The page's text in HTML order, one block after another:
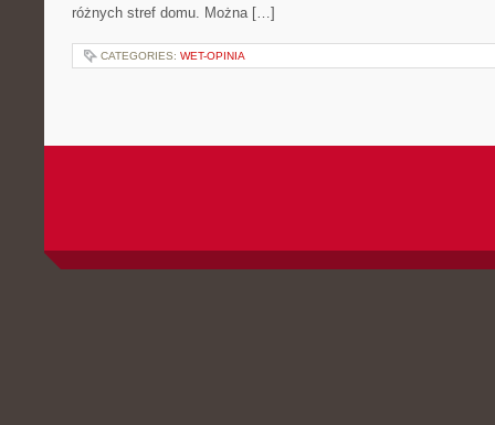
różnych stref domu. Można […]
CATEGORIES: WET-OPINIA